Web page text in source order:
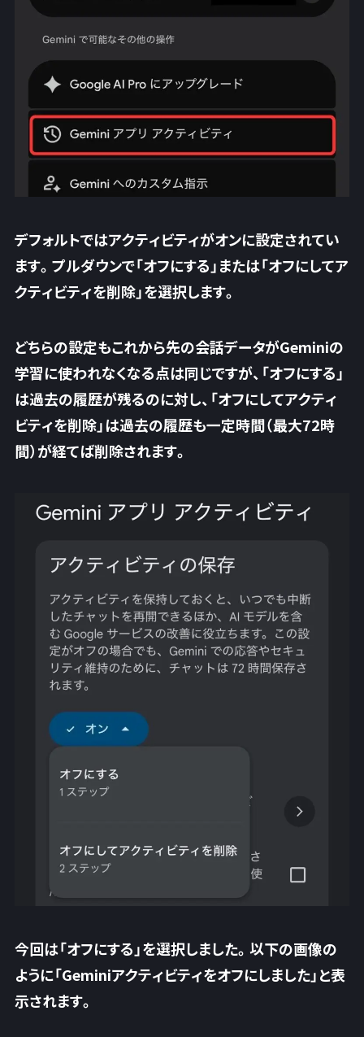
デフォルトではアクティビティがオンに設定されてい
ます。プルダウンで「オフにする」または「オフにしてア
クティビティを削除」を選択します。
どちらの設定もこれから先の会話データがGeminiの
学習に使われなくなる点は同じですが、 「オフにする」
は過去の履歴が残るのに対し、「オフにしてアクティ
ビティを削除」は過去の履歴も一定時間（最大72時
間）が経てば削除されます。
今回は「オフにする」を選択しました。以下の画像の
ように「Geminiアクティビティをオフにしました」と表
示されます。